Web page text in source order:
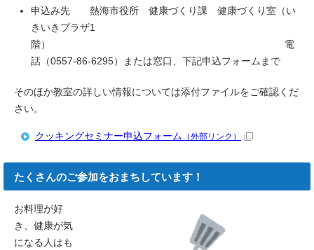
申込み先 熱海市役所 健康づくり課 健康づくり室（い
きいきプラザ1
階） 電
話（0557-86-6295）または窓口、下記申込フォームまで
そのほか教室の詳しい情報については添付ファイルをご確認くだ
さい。
クッキングセミナー申込フォーム （外部リンク）
たくさんのご参加をおまちしています！
お料理が好
き、健康が気
になる人はも